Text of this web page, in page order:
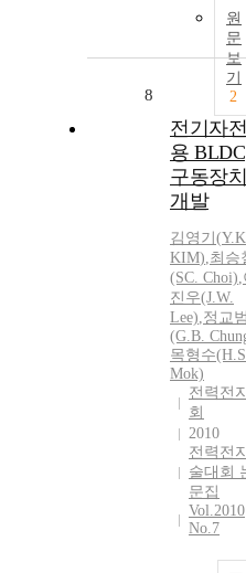
원
문
보
기
2
8
전기자
용 BLDC
구동장치
개발
김영기 (Y.
KIM),최승
(SC. Choi),
진우(J.W.
Lee),정교
(G.B.
목형수
Mok)
전력전
회
2010
전력전
술대회
문집
Vol.2010
No.7